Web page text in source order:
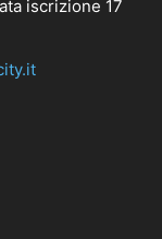
iscrizione 17